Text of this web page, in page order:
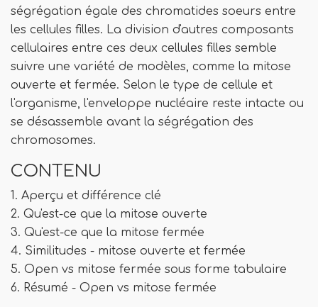
ségrégation égale des chromatides soeurs entre
les cellules filles. La division d'autres composants
cellulaires entre ces deux cellules filles semble
suivre une variété de modèles, comme la mitose
ouverte et fermée. Selon le type de cellule et
l'organisme, l'enveloppe nucléaire reste intacte ou
se désassemble avant la ségrégation des
chromosomes.
CONTENU
1. Aperçu et différence clé
2. Qu'est-ce que la mitose ouverte
3. Qu'est-ce que la mitose fermée
4. Similitudes - mitose ouverte et fermée
5. Open vs mitose fermée sous forme tabulaire
6. Résumé - Open vs mitose fermée